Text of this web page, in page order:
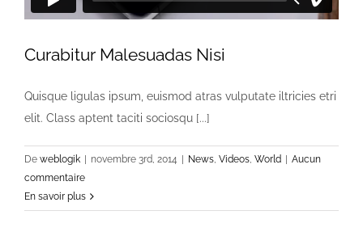
Curabitur Malesuadas Nisi
Quisque ligulas ipsum, euismod atras vulputate iltricies etri
elit. Class aptent taciti sociosqu [...]
De weblogik novembre 3rd, 2014 News, Videos, World
Aucun
commentaire
En savoir plus